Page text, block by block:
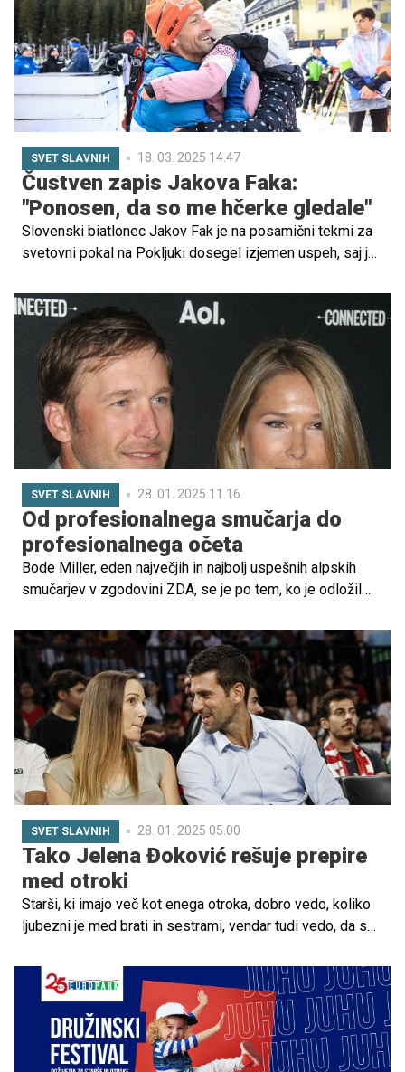
SVET SLAVNIH 18. 03. 2025 14.47
Čustven zapis Jakova Faka:
"Ponosen, da so me hčerke gledale"
Slovenski biatlonec Jakov Fak je na posamični tekmi za
svetovni pokal na Pokljuki dosegel izjemen uspeh, saj je
zmagi je delil zapis o tem, kako zelo je navezan na svojo
družino in da si je želel, da bi njegove hčerke enkrat
doživele, kako je videti, ko njihov oče zmaga.
SVET SLAVNIH 28. 01. 2025 11.16
Od profesionalnega smučarja do
profesionalnega očeta
Bode Miller, eden največjih in najbolj uspešnih alpskih
smučarjev v zgodovini ZDA, se je po tem, ko je odložil
časom preselila v Montano, kjer se osredotoča na
preživljanje časa v naravi in malčke vzgajajo v sožitju z
naravo.
SVET SLAVNIH 28. 01. 2025 05.00
Tako Jelena Đoković rešuje prepire
med otroki
Starši, ki imajo več kot enega otroka, dobro vedo, koliko
ljubezni je med brati in sestrami, vendar tudi vedo, da so
naravno, da starši nočejo poslušati, kako se otroci
prepirajo ali se celo žalijo. Jelena Đoković je v pogovoru
razkrila, kako ona rešuje te situacije.